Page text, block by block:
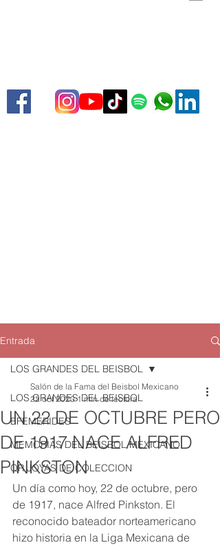
Entrada
LOS GRANDES DEL BEISBOL
EFEMERIDES
MEMORIAS DEL BEISBOL MEXICANO
QR JOYAS DE COLECCION
LOS GRANDES DEL BEISBOL
UN 22 DE OCTUBRE PERO
DE 1917 NACE ALFRED
PINKSTON
Salón de la Fama del Beisbol Mexicano
22 oct 2020 1 min de lectura
Un día como hoy, 22 de octubre, pero
de 1917, nace Alfred Pinkston. El
reconocido bateador norteamericano
hizo historia en la Liga Mexicana de